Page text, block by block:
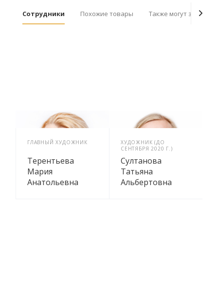
Сотрудники Похожие товары Также могут
ГЛАВНЫЙ ХУДОЖНИК
Терентьева
Мария
Анатольевна
ХУДОЖНИК (ДО
СЕНТЯБРЯ 2020 Г.)
Султанова
Татьяна
Альбертовна